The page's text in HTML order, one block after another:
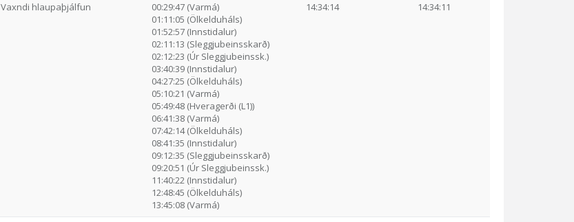
Vaxndi hlaupaþjálfun
00:29:47 (Varmá)
01:11:05 (Ölkelduháls)
01:52:57 (Innstidalur)
02:11:13 (Sleggjubeinsskarð)
02:12:23 (Úr Sleggjubeinssk.)
03:40:39 (Innstidalur)
04:27:25 (Ölkelduháls)
05:10:21 (Varmá)
05:49:48 (Hveragerði (L1))
06:41:38 (Varmá)
07:42:14 (Ölkelduháls)
08:41:35 (Innstidalur)
09:12:35 (Sleggjubeinsskarð)
09:20:51 (Úr Sleggjubeinssk.)
11:40:22 (Innstidalur)
12:48:45 (Ölkelduháls)
13:45:08 (Varmá)
14:34:14 14:34:11